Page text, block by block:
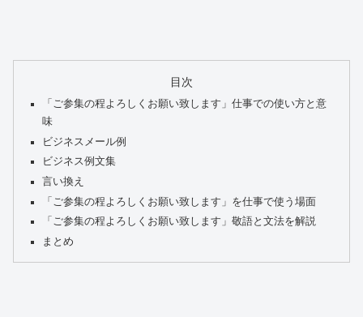
目次
「ご参集の程よろしくお願い致します」仕事での使い方と意
味
ビジネスメール例
ビジネス例文集
言い換え
「ご参集の程よろしくお願い致します」を仕事で使う場面
「ご参集の程よろしくお願い致します」敬語と文法を解説
まとめ